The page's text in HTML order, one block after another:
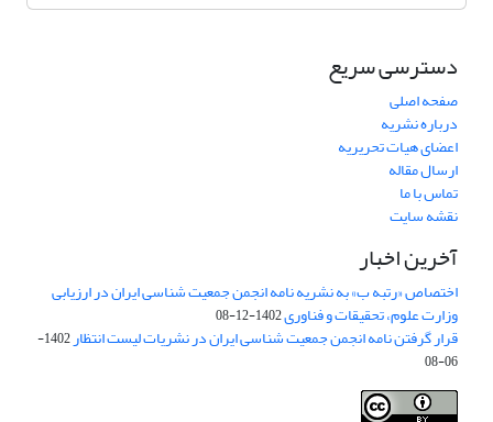
دسترسی سریع
صفحه اصلی
درباره نشریه
اعضای هیات تحریریه
ارسال مقاله
تماس با ما
نقشه سایت
آخرین اخبار
اختصاص «رتبه ب» به نشریه نامه انجمن جمعیت شناسی ایران در ارزیابی
وزارت علوم، تحقیقات و فناوری1402-12-08
قرار گرفتن نامه انجمن جمعیت شناسی ایران در نشریات لیست انتظار
1402-
06-08